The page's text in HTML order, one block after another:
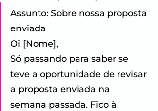
Assunto: Sobre nossa proposta
enviada
Oi [Nome],
Só passando para saber se
teve a oportunidade de revisar
a proposta enviada na
semana passada. Fico à